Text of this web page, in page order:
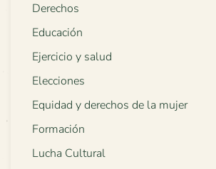
Derechos
Educación
Ejercicio y salud
Elecciones
Equidad y derechos de la mujer
Formación
Lucha Cultural